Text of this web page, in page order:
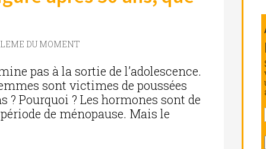
DU MOMENT
pas à la sortie de l’adolescence.
sont victimes de poussées
? Pourquoi ? Les hormones sont de
de ménopause. Mais le